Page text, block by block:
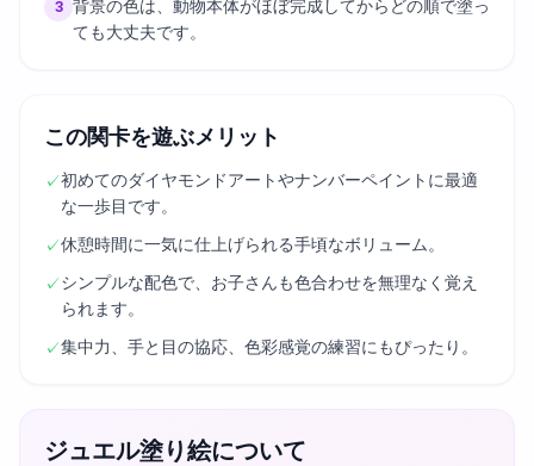
3 背景の色は、動物本体がほぼ完成してからどの順で塗っ
ても大丈夫です。
この関卡を遊ぶメリット
✓初めてのダイヤモンドアートやナンバーペイントに最適
な一歩目です。
✓休憩時間に一気に仕上げられる手頃なボリューム。
✓シンプルな配色で、お子さんも色合わせを無理なく覚え
られます。
✓集中力、手と目の協応、色彩感覚の練習にもぴったり。
ジュエル塗り絵について